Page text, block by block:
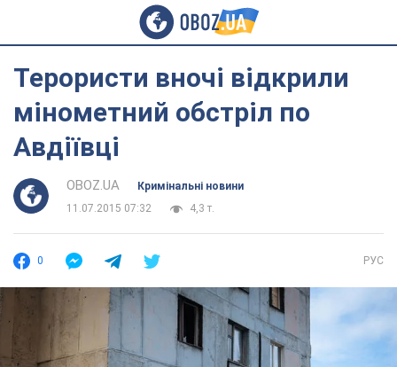
Терористи вночі відкрили
мінометний обстріл по
Авдіївці
OBOZ.UA
Кримінальні новини
11.07.2015 07:32
4,3 т.
0 РУС